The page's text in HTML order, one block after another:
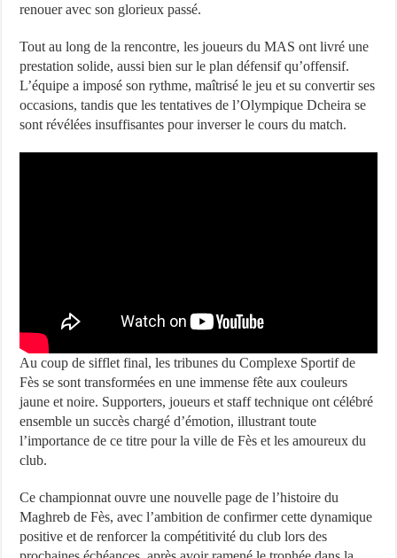
renouer avec son glorieux passé.
Tout au long de la rencontre, les joueurs du MAS ont livré une
prestation solide, aussi bien sur le plan défensif qu’offensif.
L’équipe a imposé son rythme, maîtrisé le jeu et su convertir ses
occasions, tandis que les tentatives de l’Olympique Dcheira se
sont révélées insuffisantes pour inverser le cours du match.
Au coup de sifflet final, les tribunes du Complexe Sportif de
Fès se sont transformées en une immense fête aux couleurs
jaune et noire. Supporters, joueurs et staff technique ont célébré
ensemble un succès chargé d’émotion, illustrant toute
l’importance de ce titre pour la ville de Fès et les amoureux du
club.
Ce championnat ouvre une nouvelle page de l’histoire du
Maghreb de Fès, avec l’ambition de confirmer cette dynamique
positive et de renforcer la compétitivité du club lors des